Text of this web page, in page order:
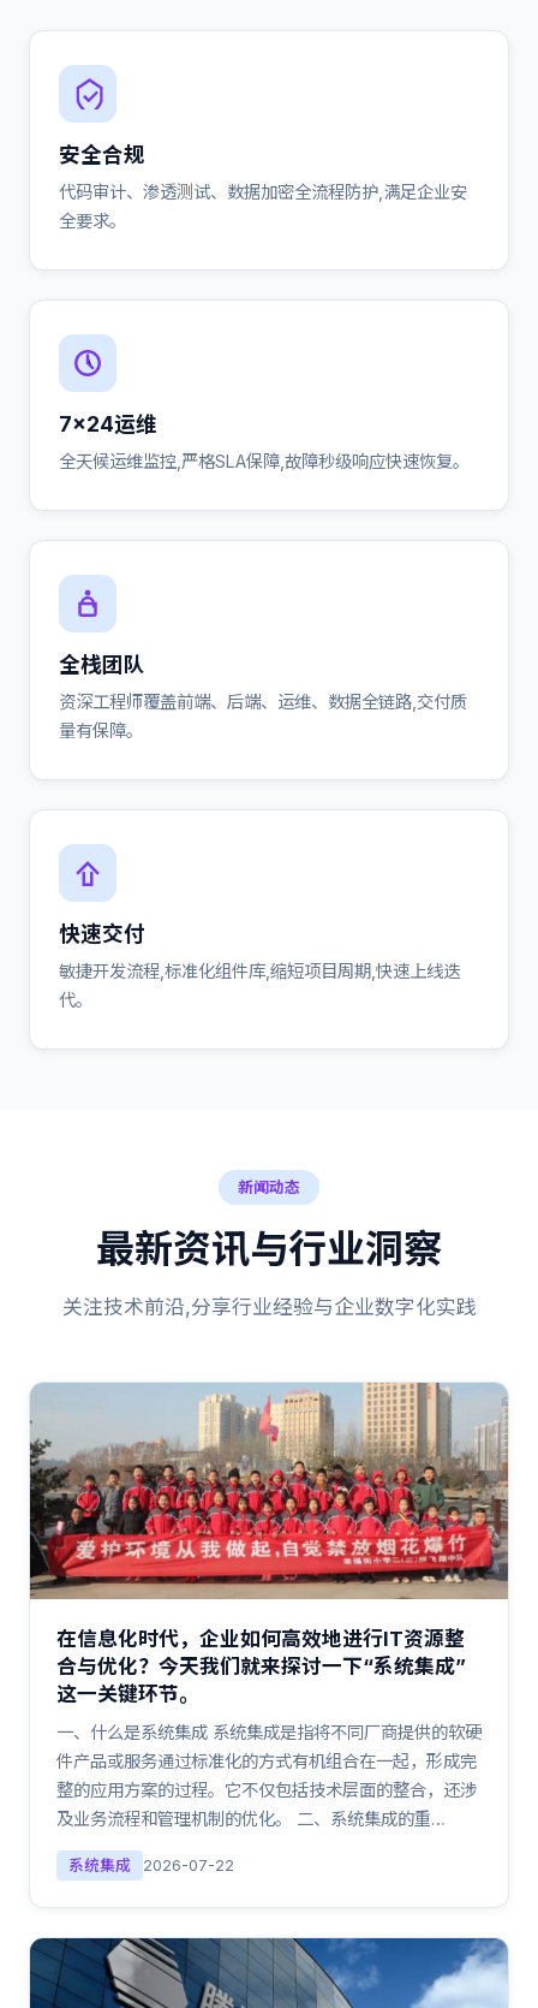
安全合规
代码审计、渗透测试、数据加密全流程防护,满足企业安
全要求。
7×24运维
全天候运维监控,严格SLA保障,故障秒级响应快速恢复。
全栈团队
资深工程师覆盖前端、后端、运维、数据全链路,交付质
量有保障。
快速交付
敏捷开发流程,标准化组件库,缩短项目周期,快速上线迭
代。
新闻动态
最新资讯与行业洞察
关注技术前沿,分享行业经验与企业数字化实践
在信息化时代，企业如何高效地进行IT资源整
合与优化？今天我们就来探讨一下“系统集成”
这一关键环节。
一、什么是系统集成 系统集成是指将不同厂商提供的软硬
件产品或服务通过标准化的方式有机组合在一起，形成完
整的应用方案的过程。它不仅包括技术层面的整合，还涉
及业务流程和管理机制的优化。 二、系统集成的重…
系统集成 2026-07-22